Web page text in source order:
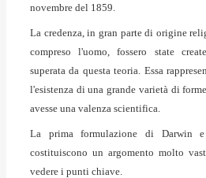
novembre del 1859.
La credenza, in gran parte di origine
compreso l'uomo, fossero state
superata da questa teoria. Essa
l'esistenza di una grande varietà di
avesse una valenza scientifica.
La prima formulazione di Darwin
costituiscono un argomento molto
vedere i punti chiave.